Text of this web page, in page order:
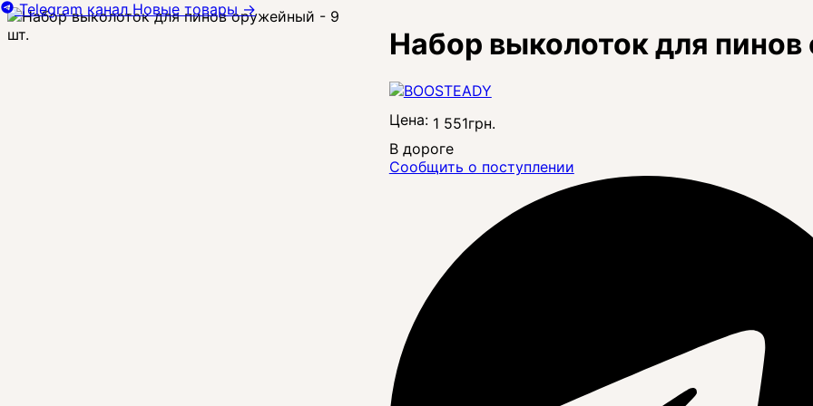
Набор выколоток для
Цена: 1 551грн.
В дороге
Сообщить о поступлении
Telegram канал Новые товары→